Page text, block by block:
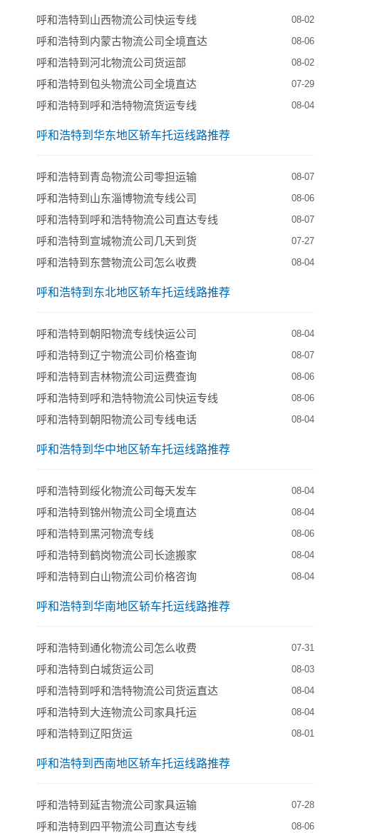
呼和浩特到山西物流公司快运专线 08-02
​呼和浩特到内蒙古物流公司全境直达 08-06
呼和浩特到河北物流公司货运部 08-02
​呼和浩特到包头物流公司全境直达 07-29
呼和浩特到呼和浩特物流货运专线 08-04
呼和浩特到华东地区轿车托运线路推荐
呼和浩特到青岛物流公司零担运输 08-07
呼和浩特到山东淄博物流专线公司 08-06
呼和浩特到呼和浩特物流公司直达专线 08-07
呼和浩特到宣城物流公司几天到货 07-27
呼和浩特到东营物流公司怎么收费 08-04
呼和浩特到东北地区轿车托运线路推荐
呼和浩特到朝阳物流专线快运公司 08-04
呼和浩特到辽宁物流公司价格查询 08-07
呼和浩特到吉林物流公司运费查询 08-06
呼和浩特到呼和浩特物流公司快运专线 08-06
呼和浩特到朝阳物流公司专线电话 08-04
呼和浩特到华中地区轿车托运线路推荐
呼和浩特到绥化物流公司每天发车 08-04
呼和浩特到锦州物流公司全境直达 08-04
呼和浩特到黑河物流专线 08-06
呼和浩特到鹤岗物流公司长途搬家 08-04
​呼和浩特到白山物流公司价格咨询 08-04
呼和浩特到华南地区轿车托运线路推荐
呼和浩特到通化物流公司怎么收费 07-31
呼和浩特到白城货运公司 08-03
呼和浩特到呼和浩特物流公司货运直达 08-04
呼和浩特到大连物流公司家具托运 08-04
呼和浩特到辽阳货运 08-01
呼和浩特到西南地区轿车托运线路推荐
呼和浩特到延吉物流公司家具运输 07-28
呼和浩特到四平物流公司直达专线 08-06